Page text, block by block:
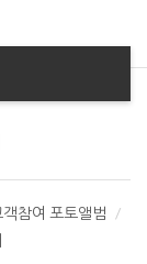
객참여 포토앨범